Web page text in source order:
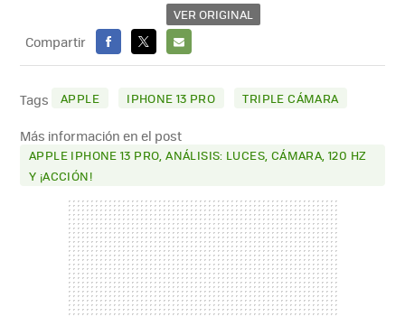
VER ORIGINAL
Compartir
FACEBOOK
X
E-
MAIL
Tags APPLE IPHONE 13 PRO TRIPLE CÁMARA
Más información en el post
APPLE IPHONE 13 PRO, ANÁLISIS: LUCES, CÁMARA, 120 HZ
Y ¡ACCIÓN!